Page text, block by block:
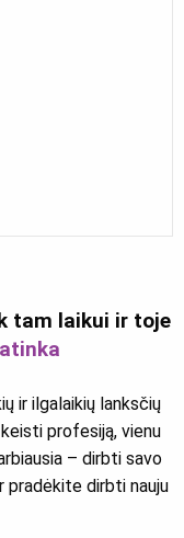
tam laikui ir toje
ir ilgalaikių lanksčių
profesiją, vienu
– dirbti savo
pradėkite dirbti nauju